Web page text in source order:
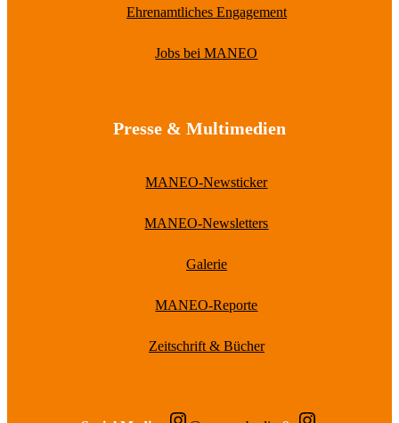
Ehrenamtliches Engagement
Jobs bei MANEO
Presse & Multimedien
MANEO-Newsticker
MANEO-Newsletters
Galerie
MANEO-Reporte
Zeitschrift & Bücher